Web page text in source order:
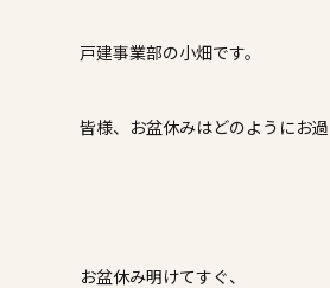
施工事例
家づくりコラム
戸建事業部の小畑です。
皆様、お盆休みはどのようにお過
お盆休み明けてすぐ、